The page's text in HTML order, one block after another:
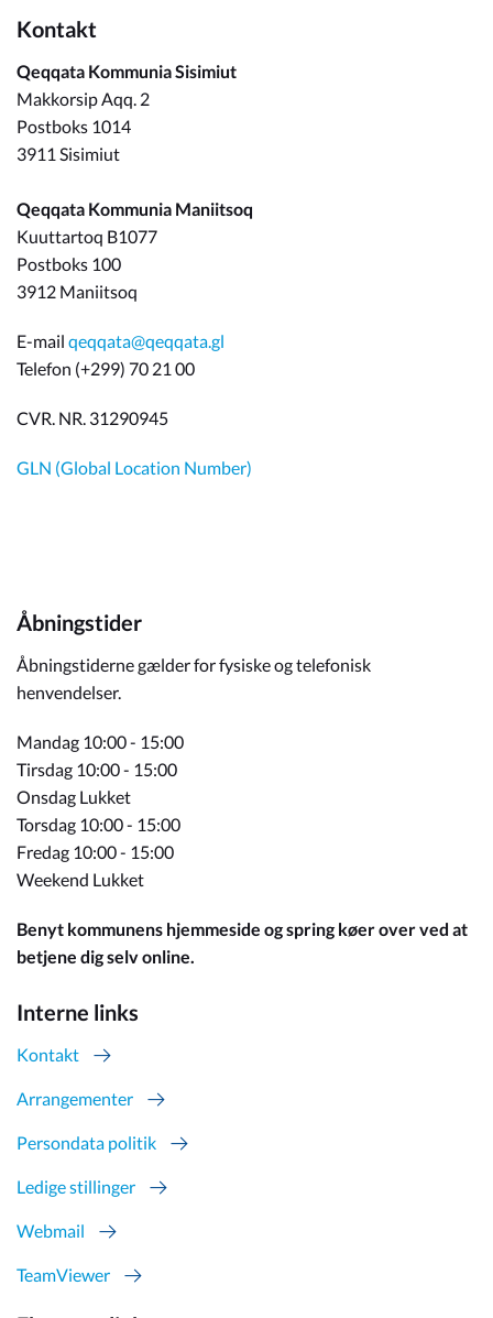
Kontakt
Qeqqata Kommunia Sisimiut
Makkorsip Aqq. 2
Postboks 1014
3911 Sisimiut
Qeqqata Kommunia Maniitsoq
Kuuttartoq B1077
Postboks 100
3912 Maniitsoq
E-mail qeqqata@qeqqata.gl
Telefon (+299) 70 21 00
CVR. NR. 31290945
GLN (Global Location Number)
Åbningstider
Åbningstiderne gælder for fysiske og telefonisk
henvendelser.
Mandag 10:00 - 15:00
Tirsdag 10:00 - 15:00
Onsdag Lukket
Torsdag 10:00 - 15:00
Fredag 10:00 - 15:00
Weekend Lukket
Benyt kommunens hjemmeside og spring køer over ved at
betjene dig selv online.
Interne links
Kontakt
Arrangementer
Persondata politik
Ledige stillinger
Webmail
TeamViewer